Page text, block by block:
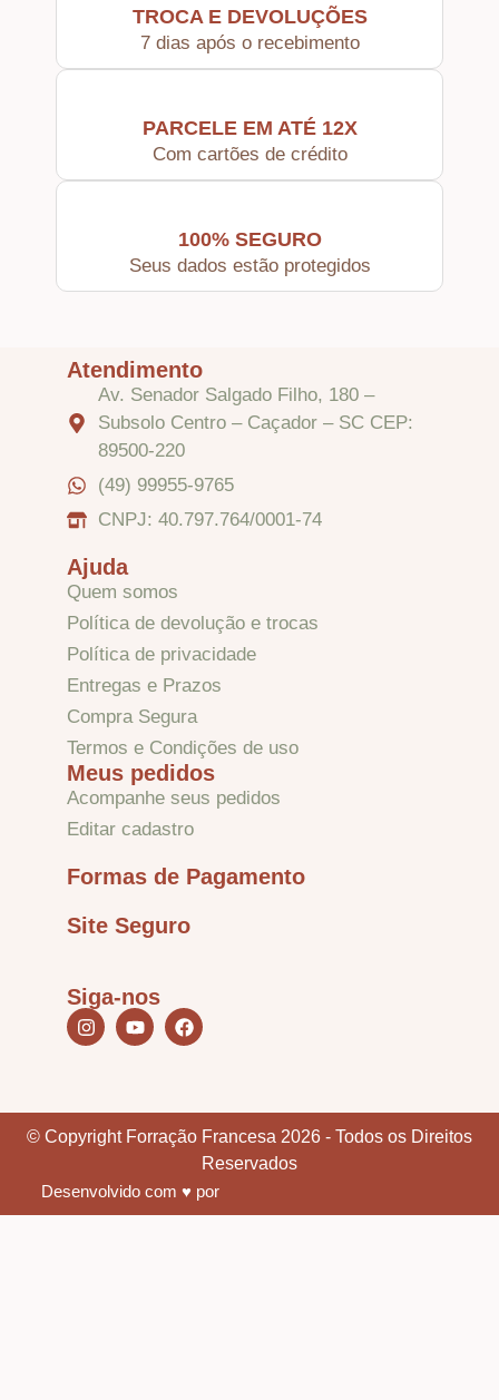
Envelhecedores
Pezinhos
Puxadores e Fechos
Dobradiças – Ganchos – Diversos
Ferramentas
Contato
TROCA E DEVOLUÇÕES
7 dias após o recebimento
PARCELE EM ATÉ 12X
Com cartões de crédito
100% SEGURO
Seus dados estão protegidos
Atendimento
Av. Senador Salgado Filho, 180 –
Subsolo Centro – Caçador – SC CEP:
89500-220
(49) 99955-9765
CNPJ: 40.797.764/0001-74
Ajuda
Quem somos
Política de devolução e trocas
Política de privacidade
Entregas e Prazos
Compra Segura
Termos e Condições de uso
Meus pedidos
Acompanhe seus pedidos
Editar cadastro
Formas de Pagamento
Site Seguro
Siga-nos
© Copyright Forração Francesa 2026 - Todos os Direitos
Reservados
Desenvolvido com ♥ por